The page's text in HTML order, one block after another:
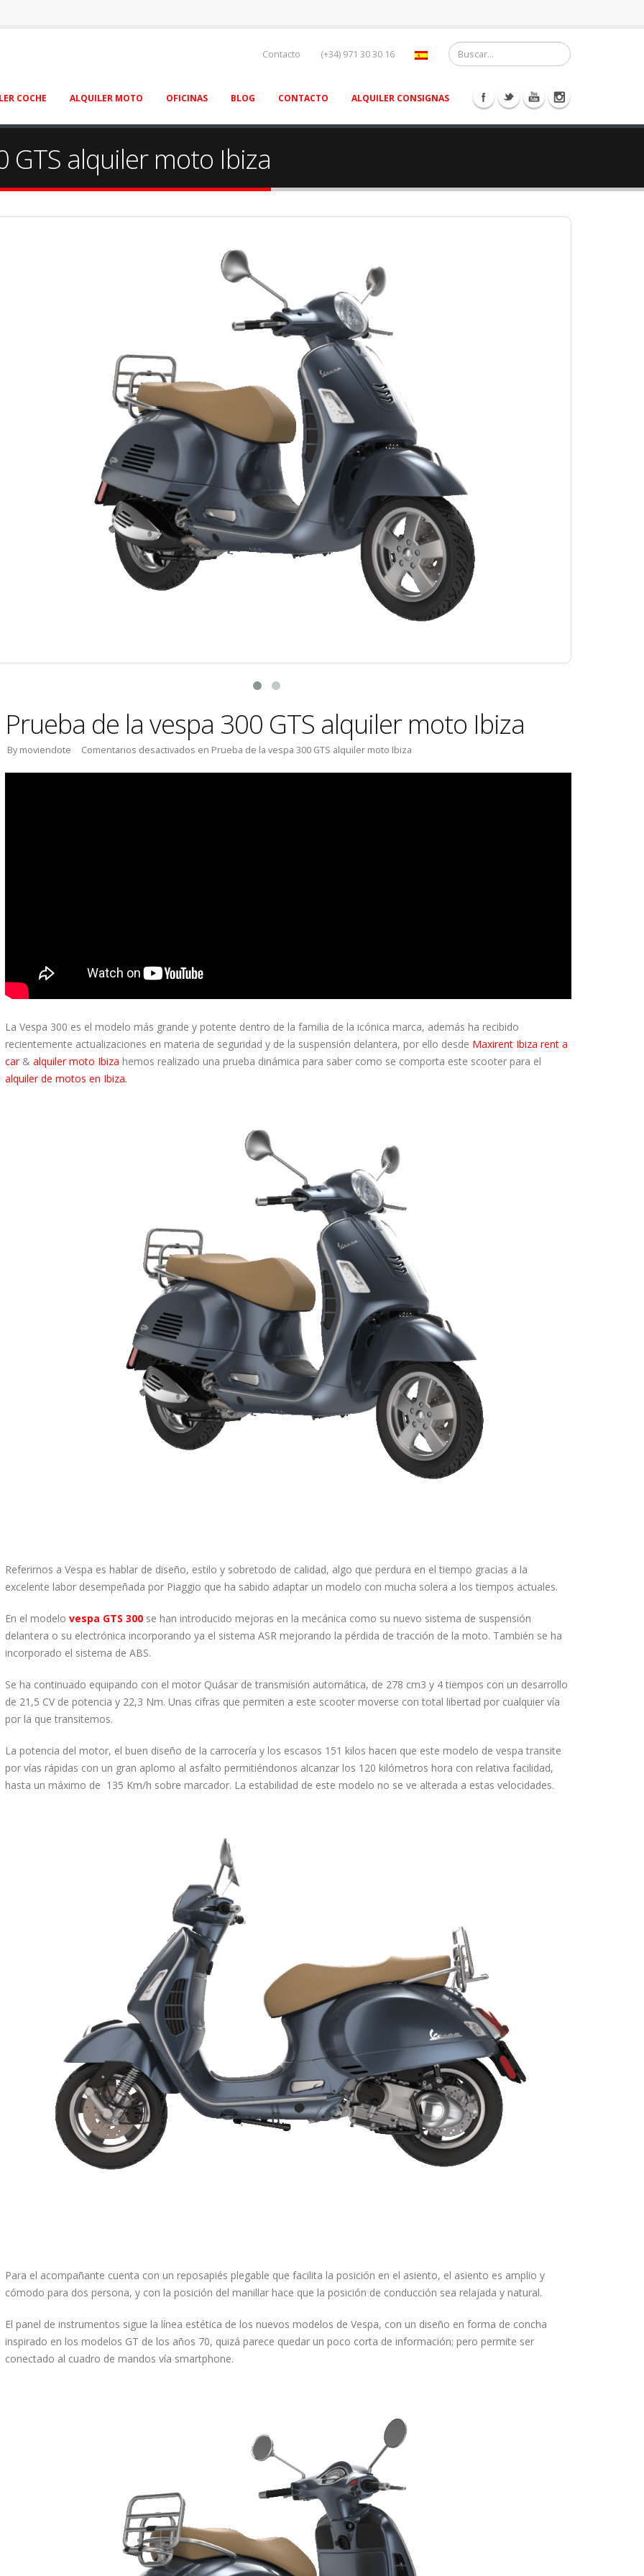
Contacto (+34) 971 30 30 16
COCHE ALQUILER MOTO OFICINAS BLOG CONTACTO ALQUILER CONSIGNAS
GTS alquiler moto Ibiza
Prueba de la vespa 300 GTS alquiler moto Ibiza
By moviendote Comentarios desactivados en Prueba de la vespa 300 GTS alquiler moto Ibiza
La Vespa 300 es el modelo más grande y potente dentro de la familia de la icónica marca, además ha recibido
recientemente actualizaciones en materia de seguridad y de la suspensión delantera, por ello desde Maxirent Ibiza rent a
car& alquiler moto Ibiza hemos realizado una prueba dinámica para saber como se comporta este scooter para el
alquiler de motos en Ibiza.
Referirnos a Vespa es hablar de diseño, estilo y sobretodo de calidad, algo que perdura en el tiempo gracias a la
excelente labor desempeñada por Piaggio que ha sabido adaptar un modelo con mucha solera a los tiempos actuales.
En el modelo vespa GTS 300se han introducido mejoras en la mecánica como su nuevo sistema de suspensión
delantera o su electrónica incorporando ya el sistema ASR mejorando la pérdida de tracción de la moto. También se ha
incorporado el sistema de ABS.
Se ha continuado equipando con el motor Quásar de transmisión automática, de 278 cm3 y 4 tiempos con un desarrollo
de 21,5 CV de potencia y 22,3 Nm. Unas cifras que permiten a este scooter moverse con total libertad por cualquier vía
por la que transitemos.
La potencia del motor, el buen diseño de la carrocería y los escasos 151 kilos hacen que este modelo de vespa transite
por vías rápidas con un gran aplomo al asfalto permitiéndonos alcanzar los 120 kilómetros hora con relativa facilidad,
hasta un máximo de 135 Km/h sobre marcador. La estabilidad de este modelo no se ve alterada a estas velocidades.
Para el acompañante cuenta con un reposapiés plegable que facilita la posición en el asiento, el asiento es amplio y
cómodo para dos persona, y con la posición del manillar hace que la posición de conducción sea relajada y natural.
El panel de instrumentos sigue la línea estética de los nuevos modelos de Vespa, con un diseño en forma de concha
inspirado en los modelos GT de los años 70, quizá parece quedar un poco corta de información; pero permite ser
conectado al cuadro de mandos vía smartphone.